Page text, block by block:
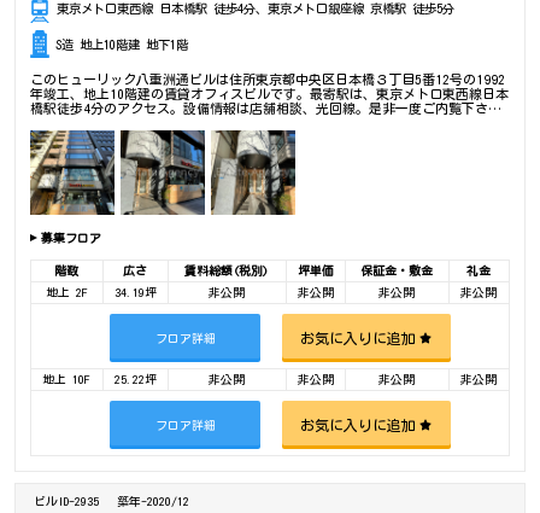
東京メトロ東西線 日本橋駅 徒歩4分、東京メトロ銀座線 京橋駅 徒歩5分
S造 地上10階建 地下1階
このヒューリック八重洲通ビルは住所東京都中央区日本橋３丁目5番12号の1992
年竣工、地上10階建の賃貸オフィスビルです。最寄駅は、東京メトロ東西線日本
橋駅徒歩4分のアクセス。設備情報は店舗相談、光回線。是非一度ご内覧下さい
下さい。
募集フロア
階数 広さ 賃料総額(税別) 坪単価 保証金・敷金
礼金
地上 2F
34.19坪 非公開 非公開 非公開 非公開
フロア詳細 お気に入りに追加
地上 10F 25.22坪 非公開 非公開 非公開 非公開
フロア詳細 お気に入りに追加
ビルID-2935 築年-2020/12